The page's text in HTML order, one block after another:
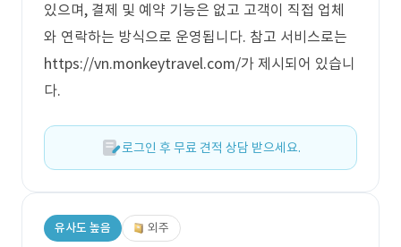
있으며, 결제 및 예약 기능은 없고 고객이 직접 업체
와 연락하는 방식으로 운영됩니다. 참고 서비스로는
https://vn.monkeytravel.com/가 제시되어 있습니
다.
로그인 후 무료 견적 상담 받으세요.
유사도 높음 외주